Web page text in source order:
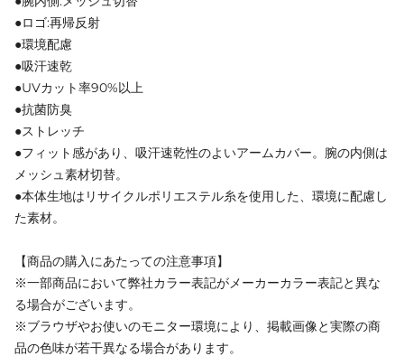
●ロゴ:再帰反射
●環境配慮
●吸汗速乾
●UVカット率90%以上
●抗菌防臭
●ストレッチ
●フィット感があり、吸汗速乾性のよいアームカバー。腕の内側は
メッシュ素材切替。
●本体生地はリサイクルポリエステル糸を使用した、環境に配慮し
た素材。
【商品の購入にあたっての注意事項】
※一部商品において弊社カラー表記がメーカーカラー表記と異な
る場合がございます。
※ブラウザやお使いのモニター環境により、掲載画像と実際の商
品の色味が若干異なる場合があります。